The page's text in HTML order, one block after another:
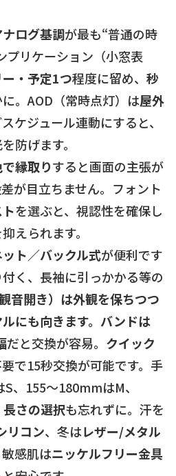
ログ基調が最も“普通の時
プリケーション（小窓表
・予定1つ程度に留め、 秒
。AOD（常時点灯）は屋外
ケジュール連動にすると、
防げます。
縁取りすると画面の主張が
が目立ちません。フォント
を選ぶと、視認性を確保し
えられます。
ト／バックル式が便利です
く、長袖に引っかかる等の
音開き） は外観を保ちつつ
にも向きます。 バンドは
だと交換が容易。 クイック
で15秒交換が可能です。手
、155〜180mmはM、
長さの選択も忘れずに。汗を
リコン、冬はレザー/メタル
感肌はニッケルフリー金具